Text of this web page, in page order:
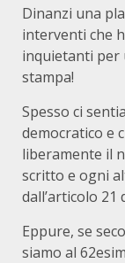
Dinanzi una
interventi che
inquietanti per
stampa!
Spesso ci
democratico e
liberamente il
scritto e ogni
dall’articolo
Eppure, se
siamo al